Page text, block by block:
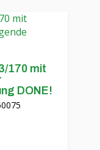
170 mit
DONE!